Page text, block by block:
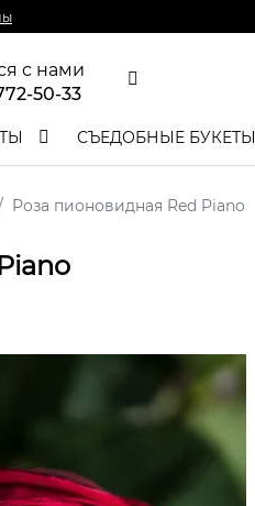
с нами
50-33
СЪЕДОБНЫЕ БУКЕТЫ
Роза пионовидная Red Piano